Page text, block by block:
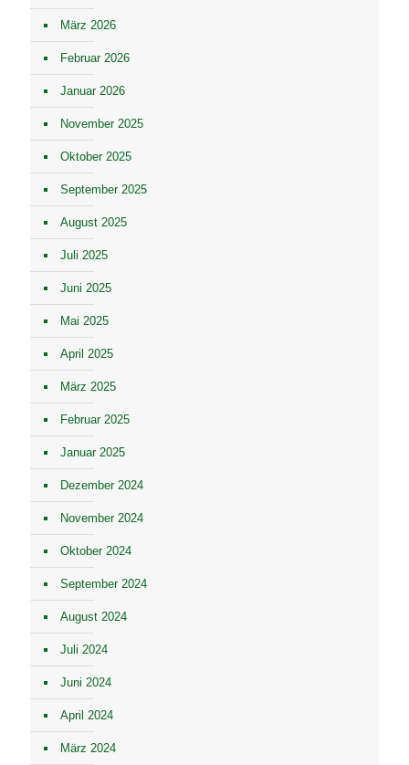
März 2026
Februar 2026
Januar 2026
November 2025
Oktober 2025
September 2025
August 2025
Juli 2025
Juni 2025
Mai 2025
April 2025
März 2025
Februar 2025
Januar 2025
Dezember 2024
November 2024
Oktober 2024
September 2024
August 2024
Juli 2024
Juni 2024
April 2024
März 2024